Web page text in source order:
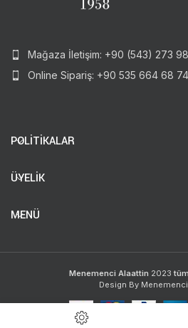
Mağaza İletişim: +90 (543) 273
Online Sipariş: +90 535 664 68 74
POLİTİKALAR
ÜYELİK
MENÜ
Menemenci Alaattin 2023
Design By